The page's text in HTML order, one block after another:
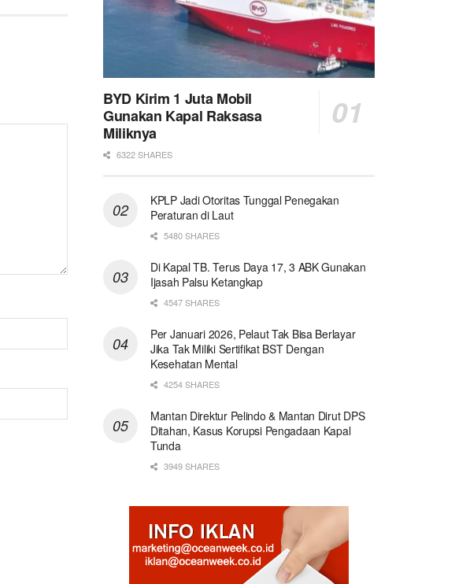
BYD Kirim 1 Juta Mobil
Gunakan Kapal Raksasa
Miliknya
6322 SHARES
KPLP Jadi Otoritas Tunggal Penegakan
Peraturan di Laut
5480 SHARES
Di Kapal TB. Terus Daya 17, 3 ABK Gunakan
Ijasah Palsu Ketangkap
4547 SHARES
Per Januari 2026, Pelaut Tak Bisa Berlayar
Jika Tak Miliki Sertifikat BST Dengan
Kesehatan Mental
4254 SHARES
Mantan Direktur Pelindo & Mantan Dirut DPS
Ditahan, Kasus Korupsi Pengadaan Kapal
Tunda
3949 SHARES